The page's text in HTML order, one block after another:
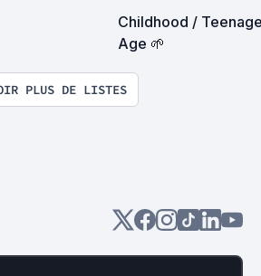
Childhood /
Age 🌱
PLUS DE LISTES